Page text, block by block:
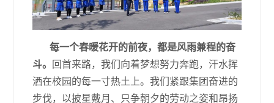
每一个春暖花开的前夜，都是风雨兼程的奋
斗。
回首来路，我们向着梦想努力奔跑，汗水挥
洒在校园的每一寸热土上。我们紧跟集团奋进的
步伐，以披星戴月、只争朝夕的劳动之姿和昂扬